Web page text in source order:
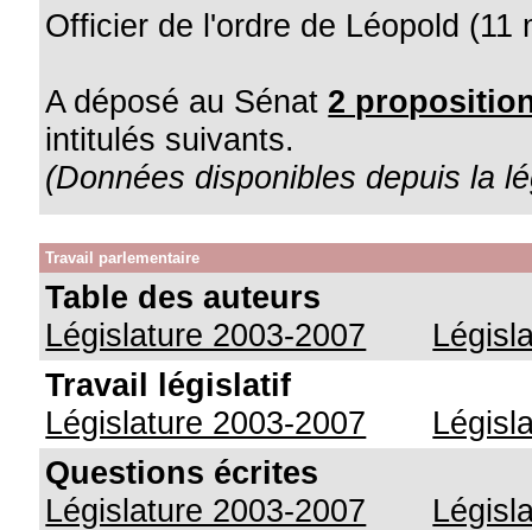
Officier de l'ordre de Léopold (11
A déposé au Sénat 2
intitulés suivants.
(Données disponibles depuis la
Travail parlementaire
Table des auteurs
Législature 2003-2007
Travail législatif
Législature 2003-2007
Questions écrites
Législature 2003-2007